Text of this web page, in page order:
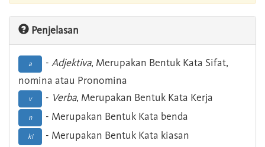
Penjelasan
a - Adjektiva, Merupakan Bentuk Kata Sifat,
nomina atau Pronomina
v - Verba, Merupakan Bentuk Kata Kerja
n - Merupakan Bentuk Kata benda
ki - Merupakan Bentuk Kata kiasan